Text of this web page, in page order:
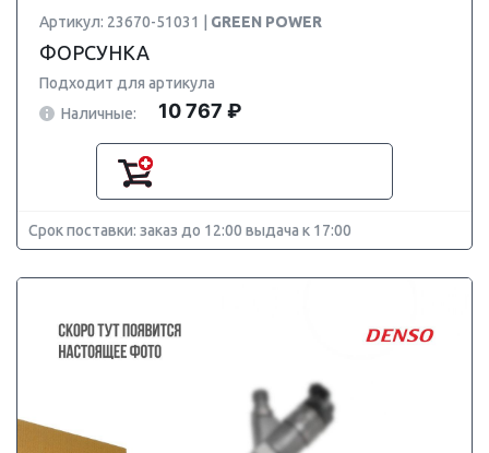
Артикул: 23670-51031 | GREEN POWER
ФОРСУНКА
Подходит для артикула
Наличные:
10 767 ₽
Срок поставки: заказ до 12:00 выдача к 17:00